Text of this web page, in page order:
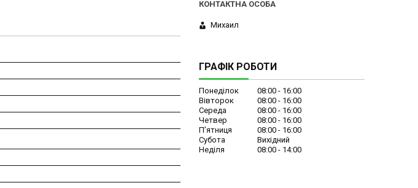
Михаил
ГРАФІК РОБОТИ
Понеділок 08:00
16:00
Вівторок
08:00
16:00
Середа
08:00
16:00
Четвер
08:00
16:00
Пʼятниця
08:00
16:00
Субота
Вихідний
Неділя
08:00 14:00